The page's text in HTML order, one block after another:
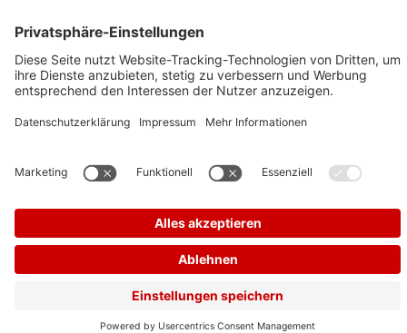
Animationen stoppen
Zurücksetzen
Barrierefreiheit